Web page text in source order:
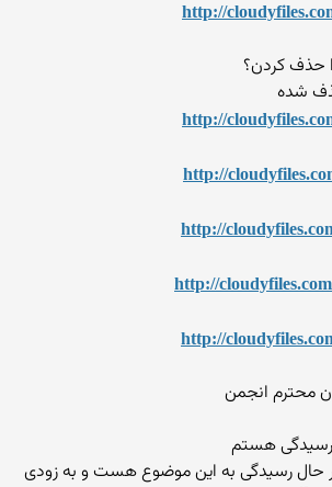
http://
حذف کردن؟
شده
http://
http://
http://
http://
http://
محترم انجمن
رسیدگی هستم
رسیدگی به این موضوع هست و به زودی